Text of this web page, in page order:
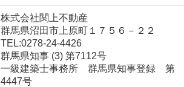
株式会社関上不動産
群馬県沼田市上原町１７５６－２２
TEL:0278-24-4426
群馬県知事 (3) 第7112号
一級建築士事務所 群馬県知事登録 第
4447号